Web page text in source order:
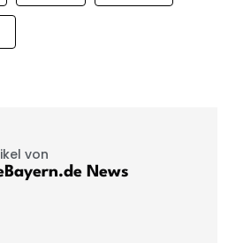
von
News